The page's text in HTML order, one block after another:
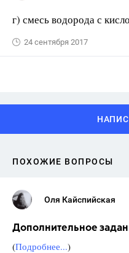
г) смесь водорода с
24 сентября 2017
ПОХОЖИЕ ВОПРОСЫ
Оля Кайспийская
Дополнительное
(Подробнее...)